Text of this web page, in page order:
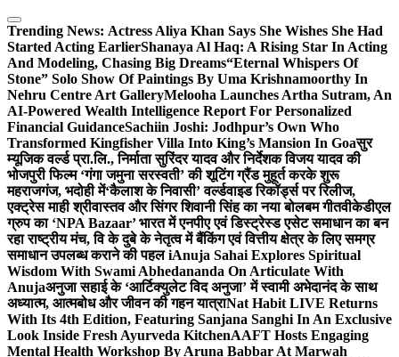
Skip
to
content
Trending News: Actress Aliya Khan Says She Wishes She Had
Started Acting EarlierShanaya Al Haq: A Rising Star In Acting
And Modeling, Chasing Big Dreams“Eternal Whispers Of
Stone” Solo Show Of Paintings By Uma Krishnamoorthy In
Nehru Centre Art GalleryMelooha Launches Artha Sutram, An
AI-Powered Wealth Intelligence Report For Personalized
Financial GuidanceSachiin Joshi: Jodhpur’s Own Who
Transformed Kingfisher Villa Into King’s Mansion In Goaसुर
म्यूजिक वर्ल्ड प्रा.लि., निर्माता सुरिंदर यादव और निर्देशक विजय यादव की
भोजपुरी फिल्म ‘गंगा जमुना सरस्वती’ की शूटिंग ग्रैंड मुहूर्त करके शुरू
महराजगंज, भदोही में‘कैलाश के निवासी’ वर्ल्डवाइड रिकॉर्ड्स पर रिलीज,
एक्ट्रेस माही श्रीवास्तव और सिंगर शिवानी सिंह का नया बोलबम गीतवीकेडीएल
ग्रुप का ‘NPA Bazaar’ भारत में एनपीए एवं डिस्ट्रेस्ड एसेट समाधान का बन
रहा राष्ट्रीय मंच, वि के दुबे के नेतृत्व में बैंकिंग एवं वित्तीय क्षेत्र के लिए समग्र
समाधान उपलब्ध कराने की पहल iAnuja Sahai Explores Spiritual
Wisdom With Swami Abhedananda On Articulate With
Anujaअनुजा सहाई के ‘आर्टिक्युलेट विद अनुजा’ में स्वामी अभेदानंद के साथ
अध्यात्म, आत्मबोध और जीवन की गहन यात्राNat Habit LIVE Returns
With Its 4th Edition, Featuring Sanjana Sanghi In An Exclusive
Look Inside Fresh Ayurveda KitchenAAFT Hosts Engaging
Mental Health Workshop By Aruna Babbar At Marwah